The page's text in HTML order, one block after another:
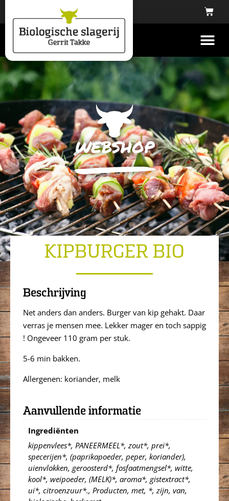
webshop
KIPBURGER BIO
Beschrijving
Net anders dan anders. Burger van kip gehakt. Daar
verras je mensen mee. Lekker mager en toch sappig
! Ongeveer 110 gram per stuk.
5-6 min bakken.
Allergenen: koriander, melk
Aanvullende informatie
Ingrediënten
kippenvlees*, PANEERMEEL*, zout*, prei*,
specerijen*, (paprikapoeder, peper, koriander),
uienvlokken, geroosterd*, fosfaatmengsel*, witte,
kool*, weipoeder, (MELK)*, aroma*, gistextract*,
ui*, citroenzuur*., Producten, met, *, zijn, van,